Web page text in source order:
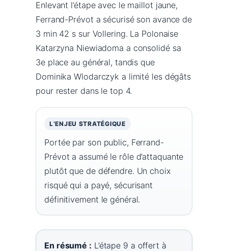
Enlevant l’étape avec le maillot jaune,
Ferrand-Prévot a sécurisé son avance de
3 min 42 s sur Vollering. La Polonaise
Katarzyna Niewiadoma a consolidé sa
3e place au général, tandis que
Dominika Wlodarczyk a limité les dégâts
pour rester dans le top 4.
L’ENJEU STRATÉGIQUE
Portée par son public, Ferrand-
Prévot a assumé le rôle d’attaquante
plutôt que de défendre. Un choix
risqué qui a payé, sécurisant
définitivement le général.
En résumé : L’étape 9 a offert à